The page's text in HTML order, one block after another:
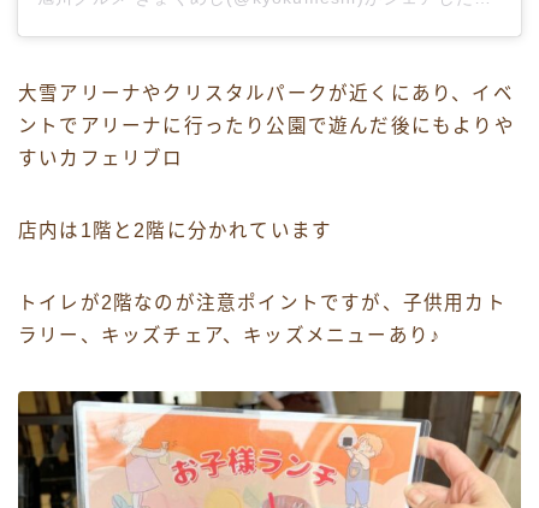
大雪アリーナやクリスタルパークが近くにあり、イベ
ントでアリーナに行ったり公園で遊んだ後にもよりや
すいカフェリブロ
店内は1階と2階に分かれています
トイレが2階なのが注意ポイントですが、子供用カト
ラリー、キッズチェア、キッズメニューあり♪